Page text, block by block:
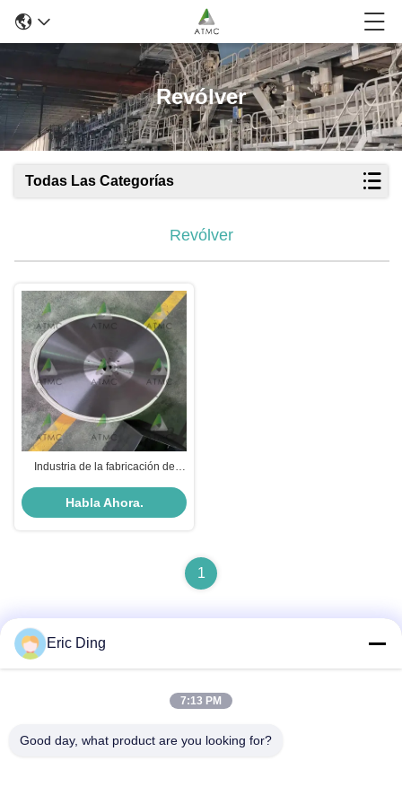
Revólver
Todas Las Categorías
Revólver
Industria de la fabricación de
para máquina de fabricación de
papel
Habla Ahora.
1
B-109, No.38,Yinhu North Road, ETDZ, Wuhu, Anhui,
Eric Ding
7:13 PM
Good day, what product are you looking for?